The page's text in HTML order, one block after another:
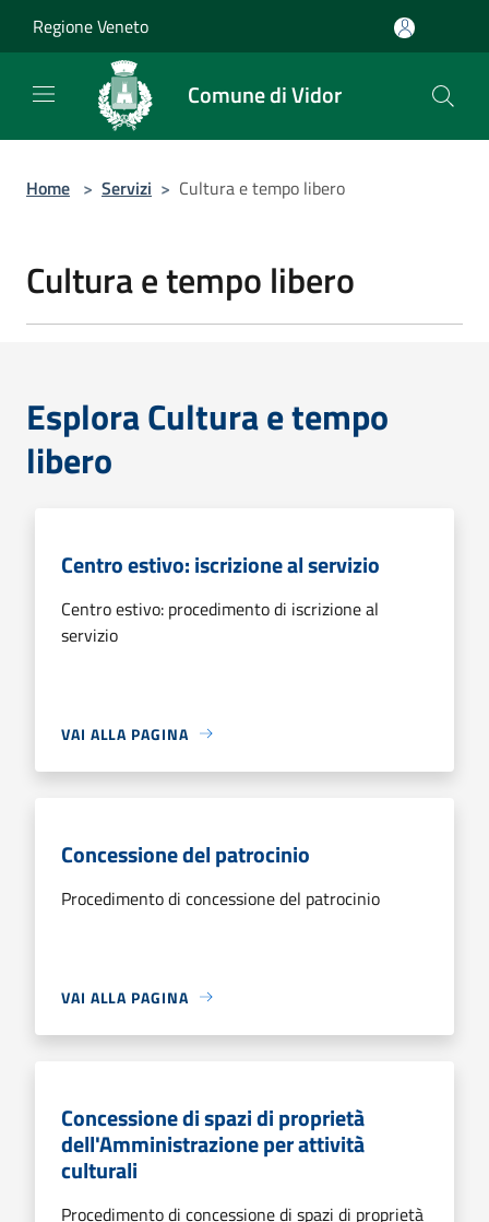
Regione Veneto
Comune di Vidor
Home > Servizi > Cultura e tempo libero
Cultura e tempo libero
Esplora Cultura e tempo
libero
Centro estivo: iscrizione al servizio
Centro estivo: procedimento di iscrizione al
servizio
VAI ALLA PAGINA
Concessione del patrocinio
Procedimento di concessione del patrocinio
VAI ALLA PAGINA
Concessione di spazi di proprietà
dell'Amministrazione per attività
culturali
Procedimento di concessione di spazi di proprietà